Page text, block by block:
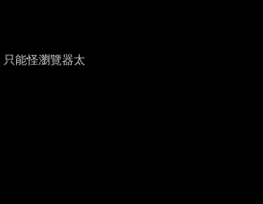
能怪瀏覽器太